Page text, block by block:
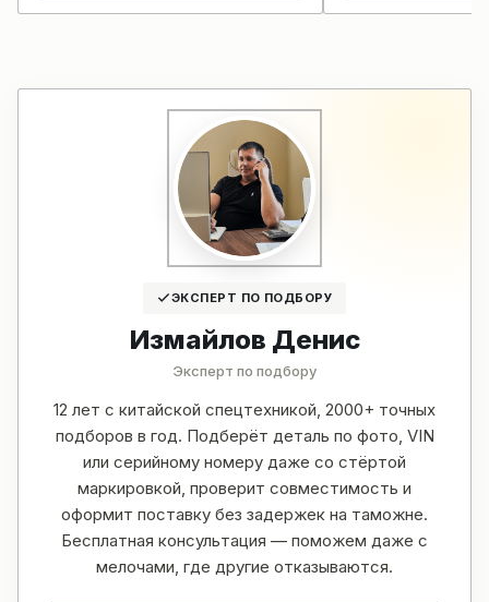
ЭКСПЕРТ ПО ПОДБОРУ
Измайлов Денис
Эксперт по подбору
12 лет с китайской спецтехникой, 2000+ точных
подборов в год. Подберёт деталь по фото, VIN
или серийному номеру даже со стёртой
маркировкой, проверит совместимость и
оформит поставку без задержек на таможне.
Бесплатная консультация — поможем даже с
мелочами, где другие отказываются.